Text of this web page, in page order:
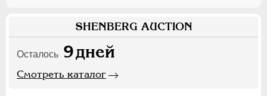
SHENBERG AUCTION
Осталось 9дней
Смотреть каталог